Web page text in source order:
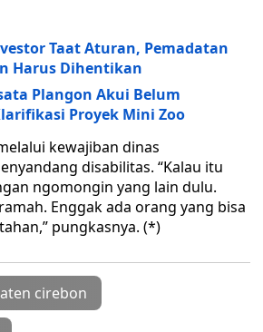
Taat Aturan, Pemadatan
Harus Dihentikan
Plangon Akui Belum
Proyek Mini Zoo
kewajiban dinas
disabilitas. “Kalau itu
ngomongin yang lain dulu.
Enggak ada orang yang bisa
pungkasnya. (*)
cirebon